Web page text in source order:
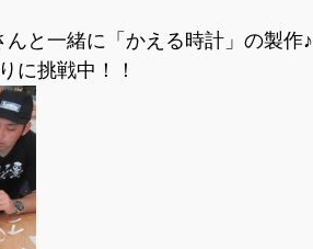
と一緒に「かえる時計」の製作♪
に挑戦中！！